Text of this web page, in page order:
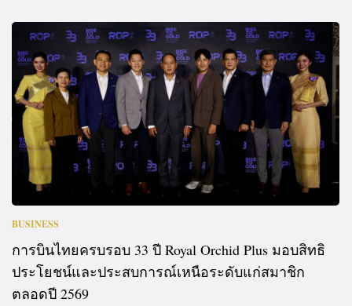
BUSINESS
การบินไทยครบรอบ 33 ปี Royal Orchid Plus มอบสิทธิ
ประโยชน์และประสบการณ์เหนือระดับแก่สมาชิก
ตลอดปี 2569